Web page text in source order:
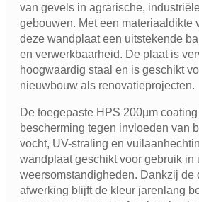
van gevels in agrarische,
gebouwen. Met een materiaaldikte
deze wandplaat een uitstekende
en verwerkbaarheid. De plaat is
hoogwaardig staal en is geschikt
nieuwbouw als renovatieprojecten.
De toegepaste HPS 200µm
bescherming tegen invloeden van
vocht, UV-straling en
wandplaat geschikt voor gebruik in
weersomstandigheden. Dankzij de
afwerking blijft de kleur jarenlang